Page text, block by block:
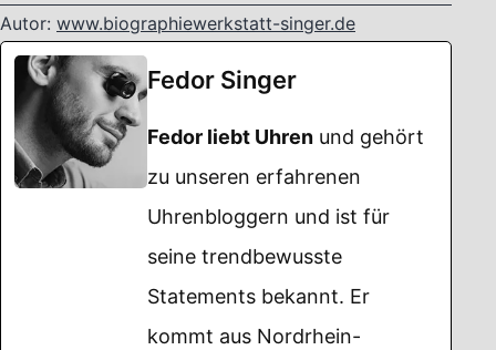
Autor: www.biographiewerkstatt-singer.de
Fedor Singer
Fedor liebt Uhren und gehört
zu unseren erfahrenen
Uhrenbloggern und ist für
seine trendbewusste
Statements bekannt. Er
kommt aus Nordrhein-